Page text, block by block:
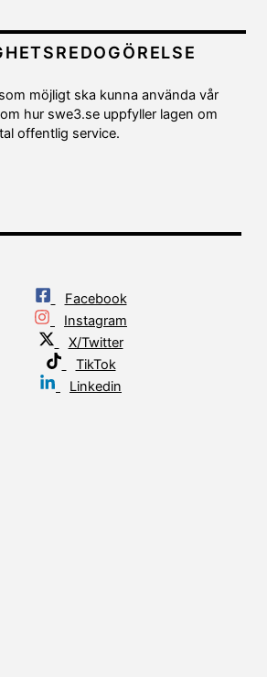
möjligt ska kunna använda vår
hur swe3.se uppfyller lagen om
offentlig service.
Facebook
Instagram
X/Twitter
TikTok
Linkedin